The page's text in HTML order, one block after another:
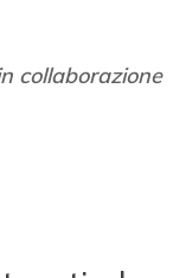
collaborazione